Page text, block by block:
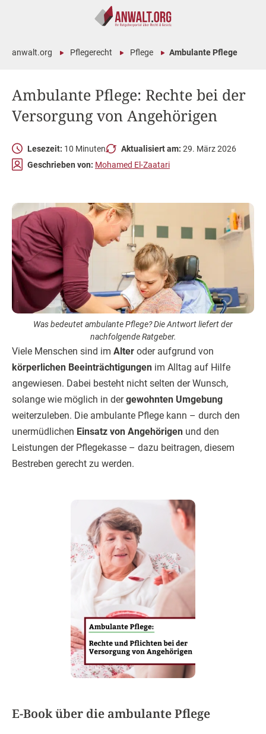
Ambulante Pflege: Rechte bei der
Versorgung von Angehörigen
anwalt.org Pflegerecht Pflege Ambulante Pflege
Lesezeit: 10 Minuten Aktualisiert am: 29. März 2026
Geschrieben von: Mohamed El-Zaatari
Was bedeutet ambulante Pflege? Die Antwort liefert der
nachfolgende Ratgeber.
Viele Menschen sind im Alter oder aufgrund von
körperlichen Beeinträchtigungen im Alltag auf Hilfe
angewiesen. Dabei besteht nicht selten der Wunsch,
solange wie möglich in dergewohnten Umgebung
weiterzuleben. Die ambulante Pflege kann – durch den
unermüdlichen Einsatz von Angehörigen und den
Leistungen der Pflegekasse – dazu beitragen, diesem
Bestreben gerecht zu werden.
E-Book über die ambulante Pflege